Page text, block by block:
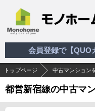
会員登録で【QUO
トップページ 中古マンション
都営新宿線の中古マ